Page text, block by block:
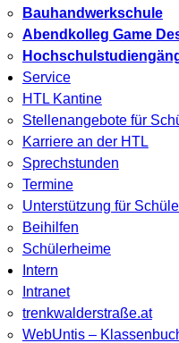
Bauhandwerkschule
Abendkolleg Game
Service
HTL Kantine
Stellenangebote für
Karriere an der HTL
Sprechstunden
Termine
Unterstützung für
Beihilfen
Schülerheime
Intern
Intranet
trenkwalderstraße.at
WebUntis –